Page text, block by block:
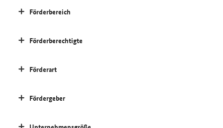
Förderbereich
Förderberechtigte
Förderart
Fördergeber